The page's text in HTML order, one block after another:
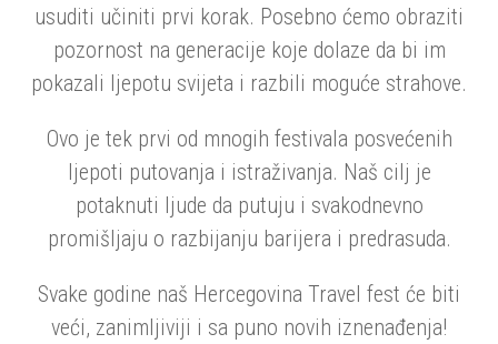
usuditi učiniti prvi korak. Posebno ćemo obraziti
pozornost na generacije koje dolaze da bi im
pokazali ljepotu svijeta i razbili moguće strahove.
Ovo je tek prvi od mnogih festivala posvećenih
ljepoti putovanja i istraživanja. Naš cilj je
potaknuti ljude da putuju i svakodnevno
promišljaju o razbijanju barijera i predrasuda.
Svake godine naš Hercegovina Travel fest će biti
veći, zanimljiviji i sa puno novih iznenađenja!